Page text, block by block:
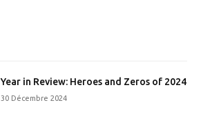
Year in Review: Heroes and Zeros of 2024
30 Décembre 2024